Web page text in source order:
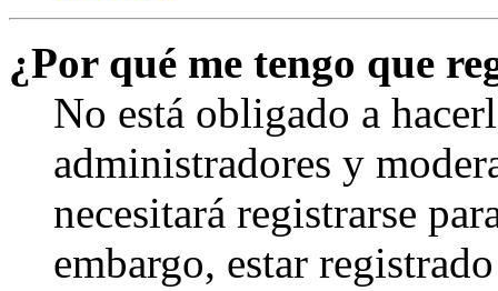
¿Por qué me tengo que
No está obligado a
administradores y
necesitará registrarse
embargo, estar